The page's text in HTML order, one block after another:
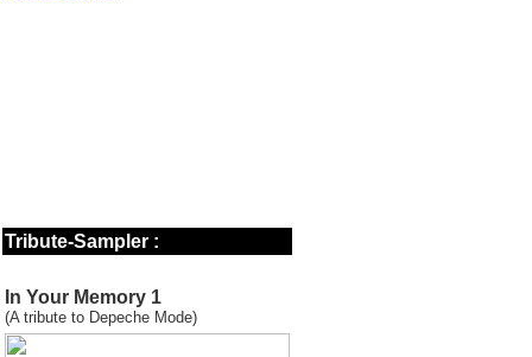
Tribute-Sampler :
In Your Memory 1
(A tribute to Depeche Mode)